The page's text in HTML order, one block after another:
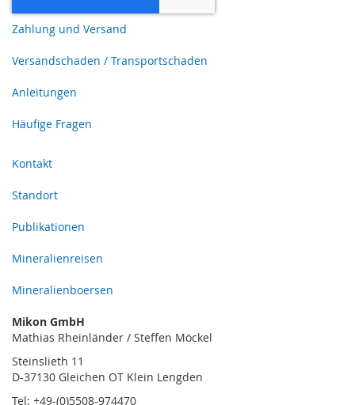
Zahlung und Versand
Versandschaden / Transportschaden
Anleitungen
Häufige Fragen
Kontakt
Standort
Publikationen
Mineralienreisen
Mineralienboersen
Mikon GmbH
Mathias Rheinländer / Steffen Möckel
Steinslieth 11
D-37130 Gleichen OT Klein Lengden
Tel: +49-(0)5508-974470